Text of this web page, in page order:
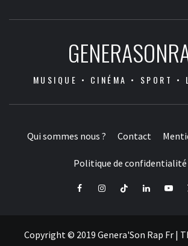
MUSIQUE • CINÉMA • SPORT •
Qui sommes nous ? Contact
Politique de confidentialité
FacebookInstagramTiktok LinkedIn
Copyright © 2019 Genera'Son Rap Fr |